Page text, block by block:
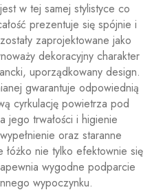
w tej samej stylistyce co
prezentuje się spójnie i
zaprojektowane jako
dekoracyjny charakter
uporządkowany design.
gwarantuje odpowiednią
cyrkulację powietrza pod
jego trwałości i higienie
oraz staranne
nie tylko efektownie się
wygodne podparcie
wypoczynku.